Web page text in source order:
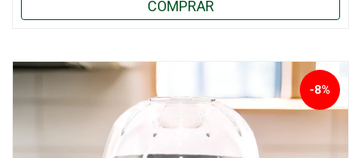
COMPRAR
-8%